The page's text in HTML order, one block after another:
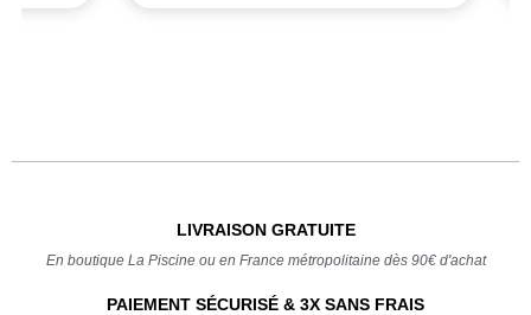
LIVRAISON GRATUITE
En boutique La Piscine ou en France métropolitaine dès 90€ d'achat
PAIEMENT SÉCURISÉ & 3X SANS FRAIS